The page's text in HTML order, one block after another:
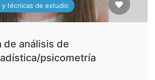
y técnicas de estudio
de análisis de
psicometría